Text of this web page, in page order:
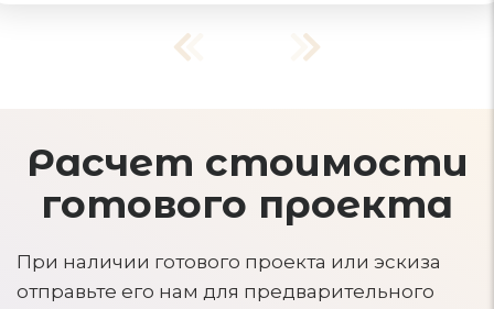
Расчет стоимости
готового проекта
При наличии готового проекта или эскиза
отправьте его нам для предварительного